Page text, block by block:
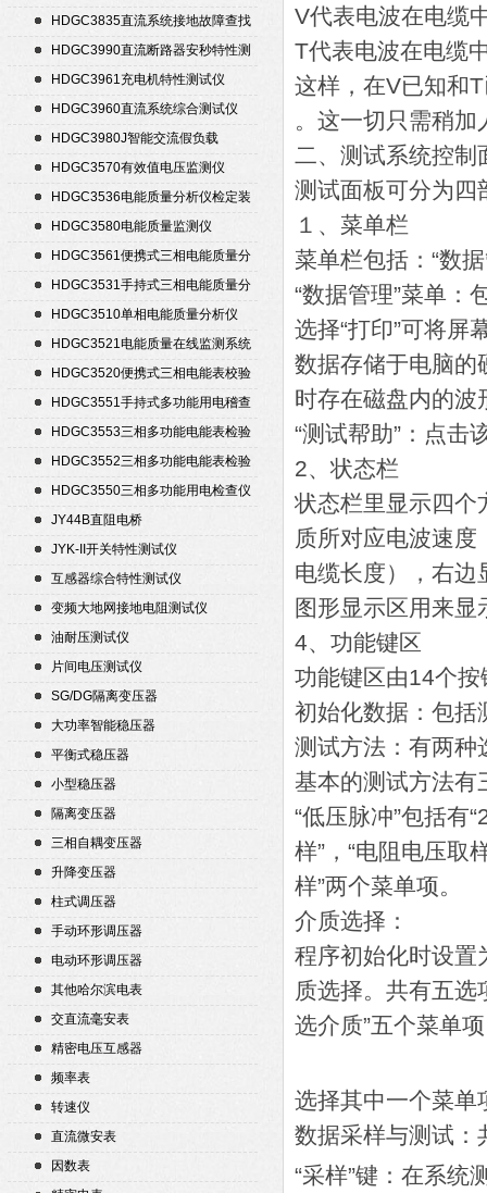
HDGC3835直流系统接地故障查找
仪
HDGC3990直流断路器安秒特性测
试仪
HDGC3961充电机特性测试仪
HDGC3960直流系统综合测试仪
HDGC3980J智能交流假负载
HDGC3570有效值电压监测仪
HDGC3536电能质量分析仪检定装
置
HDGC3580电能质量监测仪
HDGC3561便携式三相电能质量分
析仪
HDGC3531手持式三相电能质量分
析仪
HDGC3510单相电能质量分析仪
HDGC3521电能质量在线监测系统
HDGC3520便携式三相电能表校验
仪
HDGC3551手持式多功能用电稽查
仪
HDGC3553三相多功能电能表检验
装置
HDGC3552三相多功能电能表检验
装置
HDGC3550三相多功能用电检查仪
JY44B直阻电桥
JYK-II开关特性测试仪
互感器综合特性测试仪
变频大地网接地电阻测试仪
油耐压测试仪
片间电压测试仪
SG/DG隔离变压器
大功率智能稳压器
平衡式稳压器
小型稳压器
隔离变压器
三相自耦变压器
升降变压器
柱式调压器
手动环形调压器
电动环形调压器
其他哈尔滨电表
交直流毫安表
精密电压互感器
频率表
转速仪
直流微安表
因数表
V代表电波在电缆
T代表电波在电缆
这样，在V已知和
。这一切只需稍
二、测试系统控制
测试面板可分为四
１、菜单栏
菜单栏包括：“数
“数据管理”菜单：
选择“打印”可将屏
数据存储于电脑的
时存在磁盘内的波
“测试帮助”：点击
2、状态栏
状态栏里显示四个
质所对应电波速
电缆长度），右边
图形显示区用来
4、功能键区
功能键区由14个
初始化数据：包括
测试方法：有两种
基本的测试方法有
“低压脉冲”包括有
样”，“电阻电压取
样”两个菜单项。
介质选择：
程序初始化时设置
质选择。共有五选
选介质”五个菜单
选择其中一个菜单
数据采样与测试：
“采样”键：在系统